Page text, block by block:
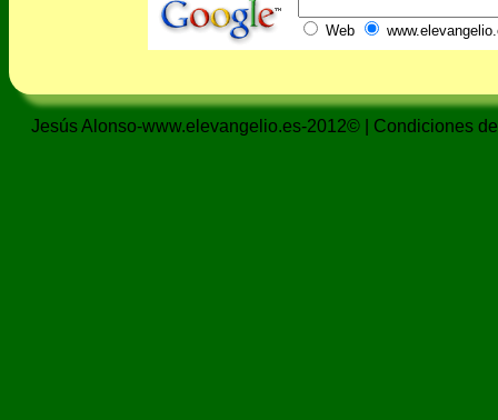
Web
Jesús Alonso-www.elevangelio.es-2012© | Condiciones